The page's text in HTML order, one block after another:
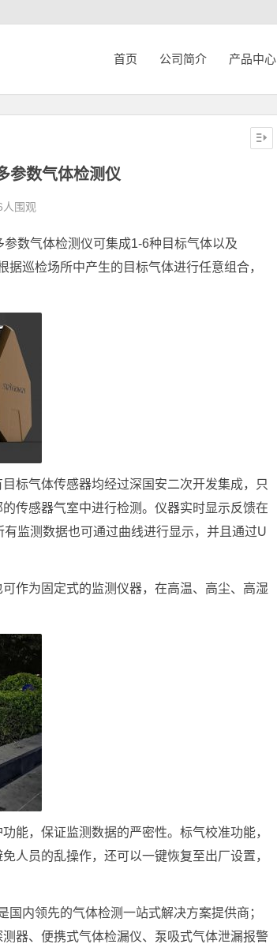
首页 公司简介 产品中心
参数气体检测仪
围观
数气体检测仪可集成1-6种目标气体以及
巡检场所中产生的目标气体进行任意组合，
标气体传感器均经过深国安二次开发集成，只
传感器气室中进行检测。仪器实时显示反馈在
监测数据也可通过曲线进行显示，并且通过U
作为固定式的监测仪器，在高温、高尘、高湿
能，保证监测数据的严密性。标气校准功能，
人员的乱操作，还可以一键恢复至出厂设置，
内领先的气体检测一站式解决方案提供商；
器、便携式气体检漏仪、泵吸式气体泄漏报警